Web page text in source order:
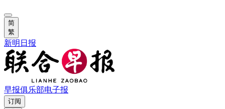
简
繁
新明日报
早报俱乐部电子报
订阅